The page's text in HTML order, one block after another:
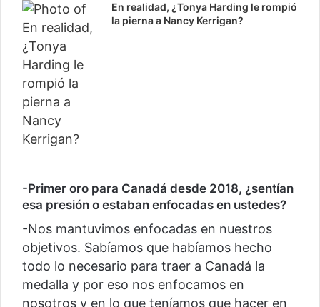
En realidad, ¿Tonya Harding le rompió
la pierna a Nancy Kerrigan?
-Primer oro para Canadá desde 2018, ¿sentían
esa presión o estaban enfocadas en ustedes?
-Nos mantuvimos enfocadas en nuestros
objetivos. Sabíamos que habíamos hecho
todo lo necesario para traer a Canadá la
medalla y por eso nos enfocamos en
nosotros y en lo que teníamos que hacer en